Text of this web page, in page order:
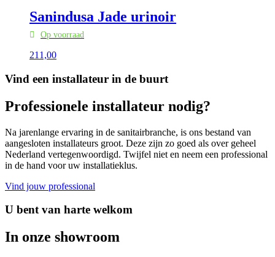
Sanindusa Jade urinoir
Op voorraad
211,00
Vind een installateur in de buurt
Professionele installateur nodig?
Na jarenlange ervaring in de sanitairbranche, is ons bestand van
aangesloten installateurs groot. Deze zijn zo goed als over geheel
Nederland vertegenwoordigd. Twijfel niet en neem een professional
in de hand voor uw installatieklus.
Vind jouw professional
U bent van harte welkom
In onze showroom